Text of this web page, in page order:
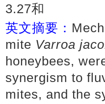
3.27和
英文摘要：
mite Varroa
honeybees,
synergism to
mites, and the